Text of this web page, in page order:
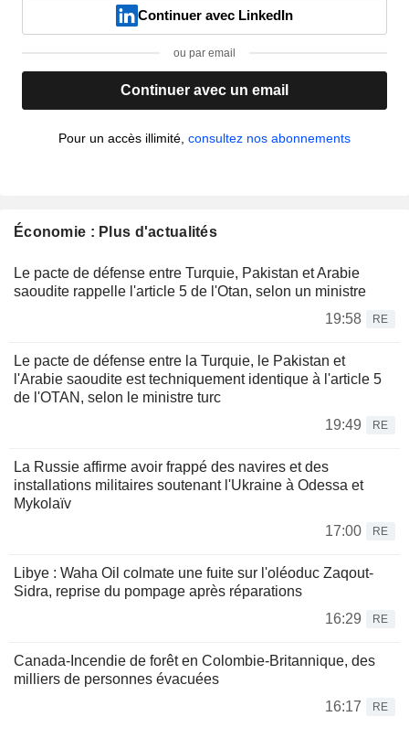
Continuer avec LinkedIn
ou par email
Continuer avec un email
Pour un accès illimité, consultez nos abonnements
Économie : Plus d'actualités
Le pacte de défense entre Turquie, Pakistan et Arabie
saoudite rappelle l'article 5 de l'Otan, selon un ministre
19:58
RE
Le pacte de défense entre la Turquie, le Pakistan et
l'Arabie saoudite est techniquement identique à l'article 5
de l'OTAN, selon le ministre turc
19:49
RE
La Russie affirme avoir frappé des navires et des
installations militaires soutenant l'Ukraine à Odessa et
Mykolaïv
17:00
RE
Libye : Waha Oil colmate une fuite sur l'oléoduc Zaqout-
Sidra, reprise du pompage après réparations
16:29
RE
Canada-Incendie de forêt en Colombie-Britannique, des
milliers de personnes évacuées
16:17
RE